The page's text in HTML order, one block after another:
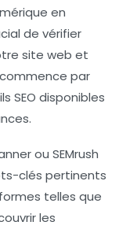
en
de vérifier
site web et
par
SEO disponibles
ou SEMrush
clés pertinents
telles que
les